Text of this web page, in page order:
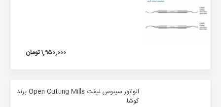
۱,۹۵۰,۰۰۰ تومان
الواتور سینوس لیفت Open Cutting Mills برند
کوشا